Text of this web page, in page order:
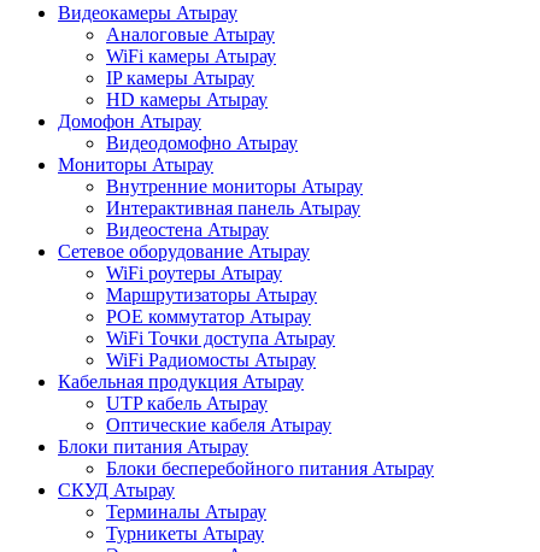
Видеокамеры Атырау
Аналоговые Атырау
WiFi камеры Атырау
IP камеры Атырау
HD камеры Атырау
Домофон Атырау
Видеодомофно Атырау
Мониторы Атырау
Внутренние мониторы Атырау
Интерактивная панель Атырау
Видеостена Атырау
Сетевое оборудование Атырау
WiFi роутеры Атырау
Маршрутизаторы Атырау
POE коммутатор Атырау
WiFi Точки доступа Атырау
WiFi Радиомосты Атырау
Кабельная продукция Атырау
UTP кабель Атырау
Оптические кабеля Атырау
Блоки питания Атырау
Блоки бесперебойного питания Атырау
СКУД Атырау
Терминалы Атырау
Турникеты Атырау